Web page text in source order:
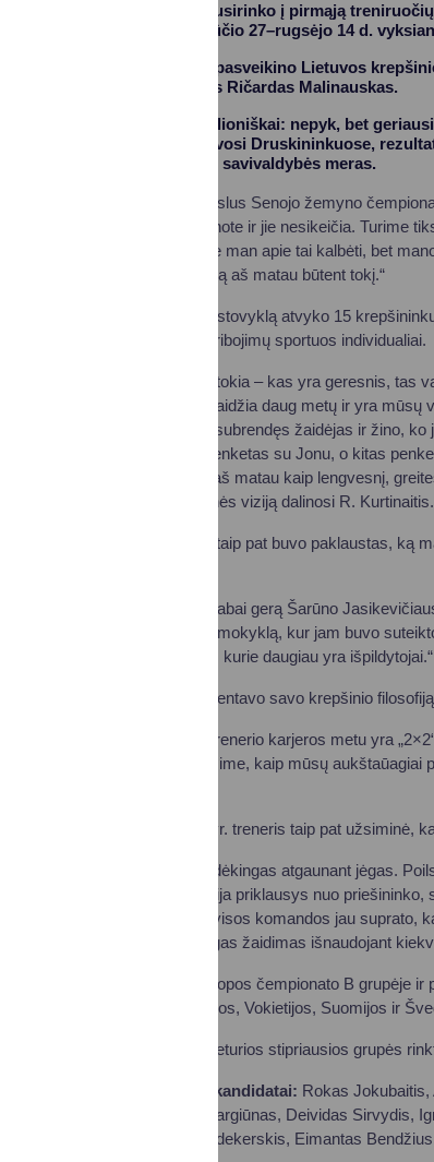
Lietuvos rinktinė susirinko į pirmąją
pasiruošimą rugpjūčio 27–rugsėjo 14 d.
Susirinkusiuosius pasveikino Lietuvos
savivaldybės meras Ričardas Malinauskas.
„Aš pasakysiu čiurlioniškai: nepyk, bet
rinktinė treniruodavosi Druskininkuose,
– sakė Druskininkų savivaldybės meras.
Kalbėdamas apie tikslus Senojo žemyno
„Rinktinės planus žinote ir jie nesikeičia. Turime
tokius tikslus. Gal ne man apie tai kalbėti, bet
Sportininko gyvenimą aš matau būtent tokį.“
Į pirmąją treniruočių stovyklą atvyko 15
dėl NBA taisyklių apribojimų sportuos individualiai.
„Mano nuostata yra tokia – kas yra geresnis, tas
Valančiūnas, kuris žaidžia daug metų ir yra
individualiai. Jis yra subrendęs žaidėjas ir žino,
penketais. Vienas penketas su Jonu, o kitas
nebus ir tą penketą aš matau kaip lengvesnį,
gintis“, – savo rinktinės viziją dalinosi R. Kurtinaitis.
Tituluotas strategas taip pat buvo paklaustas, ką
„Rokas yra praėjęs labai gerą Šarūno
Tel Avivo „Maccabi“ mokyklą, kur jam buvo
kūrėją ir du žaidėjus, kurie daugiau yra išpildytojai.“
Treneris taip pat akcentavo savo krepšinio
„Mano stilius visos trenerio karjeros metu yra
po krepšiu. Pažiūrėsime, kaip mūsų
Lietuvos rinktinės vyr. treneris taip pat užsiminė,
„Turnyras yra gana dėkingas atgaunant jėgas.
žaidėjų. Aišku, rotacija priklausys nuo
atveju, manau, kad visos komandos jau suprato,
Mūsų vizija – tikslingas žaidimas išnaudojant
Lietuviai rungsis Europos čempionato B grupėje
Britanijos, Juodkalnijos, Vokietijos, Suomijos ir
Į kitą etapą pateks keturios stipriausios grupės
Lietuvos rinktinės kandidatai: Rokas
Normantas, Ignas Sargiūnas, Deividas Sirvydis,
Giedraitis, Tadas Sedekerskis, Eimantas